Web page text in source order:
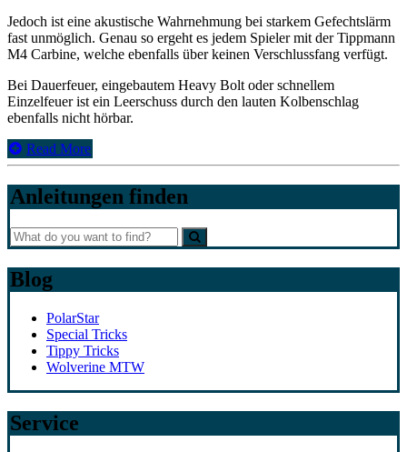
Jedoch ist eine akustische Wahrnehmung bei starkem Gefechtslärm
fast unmöglich. Genau so ergeht es jedem Spieler mit der Tippmann
M4 Carbine, welche ebenfalls über keinen Verschlussfang verfügt.
Bei Dauerfeuer, eingebautem Heavy Bolt oder schnellem
Einzelfeuer ist ein Leerschuss durch den lauten Kolbenschlag
ebenfalls nicht hörbar.
Read More
Anleitungen finden
Blog
PolarStar
Special Tricks
Tippy Tricks
Wolverine MTW
Service